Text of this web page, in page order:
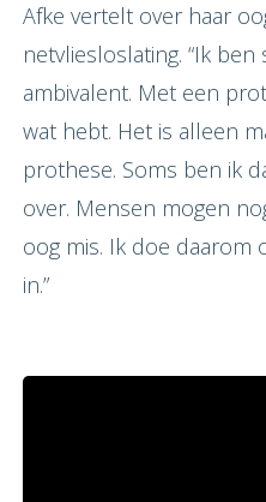
Afke vertelt over haar
netvliesloslating. “Ik
ambivalent. Met een
wat hebt. Het is alleen
prothese. Soms ben ik
over. Mensen mogen
oog mis. Ik doe daarom
in.”